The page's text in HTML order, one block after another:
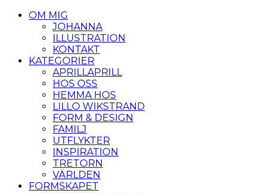
OM MIG
JOHANNA
ILLUSTRATION
KONTAKT
KATEGORIER
APRILLAPRILL
HOS OSS
HEMMA HOS
LILLO WIKSTRAND
FORM & DESIGN
FAMILJ
UTFLYKTER
INSPIRATION
TRETORN
VÄRLDEN
FORMSKAPET